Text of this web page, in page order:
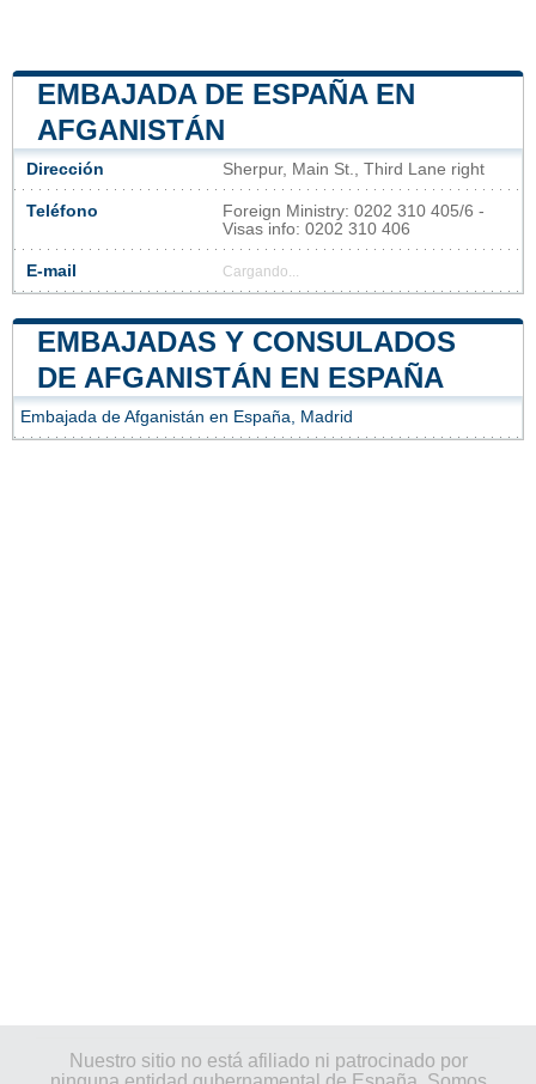
EMBAJADA DE ESPAÑA EN
AFGANISTÁN
Dirección Sherpur, Main St., Third Lane right
Teléfono
Foreign Ministry: 0202 310 405/6 -
Visas info: 0202 310 406
E-mail Cargando...
EMBAJADAS Y CONSULADOS
DE AFGANISTÁN EN ESPAÑA
Embajada de Afganistán en España, Madrid
Nuestro sitio no está afiliado ni patrocinado por